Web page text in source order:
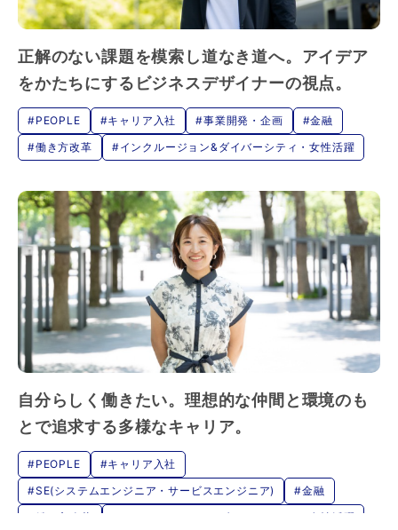
正解のない課題を模索し道なき道へ。アイデア
をかたちにするビジネスデザイナーの視点。
#PEOPLE #キャリア入社 #事業開発・企画
#金融
#働き方改革
#インクルージョン&ダイバーシティ・女性活躍
自分らしく働きたい。理想的な仲間と環境のも
とで追求する多様なキャリア。
#PEOPLE
#キャリア入社
#SE(システムエンジニア・サービスエンジニア)
#金融
#働き方改革
#インクルージョン&ダイバーシティ・女性活躍